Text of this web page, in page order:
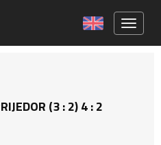
(3 : 2) 4 : 2